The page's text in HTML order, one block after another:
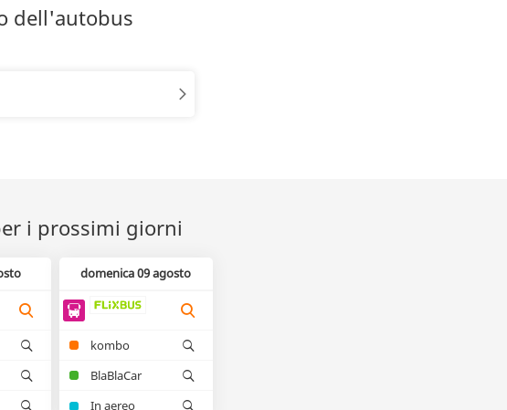
dell'autobus
i prossimi giorni
domenica 09 agosto
kombo
BlaBlaCar
In aereo